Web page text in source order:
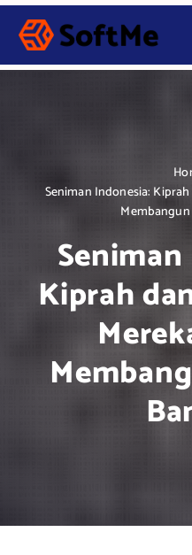
S
p
Seniman Indonesia:
Kiprah